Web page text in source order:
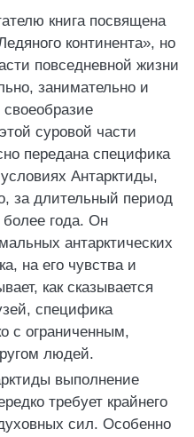
книга посвящена
континента», но
повседневной жизни
занимательно и
суровой части
передана специфика
Антарктиды,
за длительный период
года. Он
антарктических
на его чувства и
как сказывается
специфика
с ограниченным,
людей.
выполнение
требует крайнего
сил. Особенно